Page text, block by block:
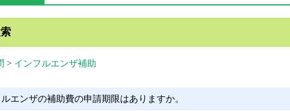
> インフルエンザ補助
エンザの補助費の申請期限はありますか。